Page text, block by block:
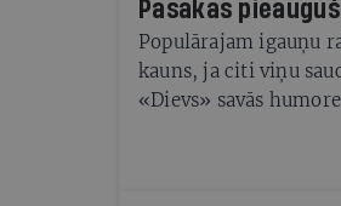
Pasakas
Populārajam igauņu
kauns, ja citi viņu
«Dievs» savās